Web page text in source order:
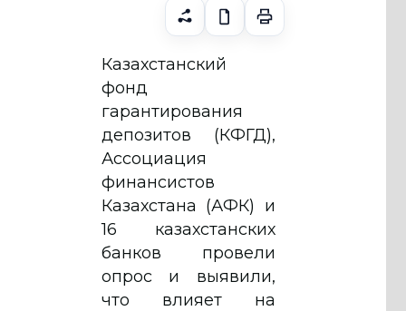
Казахстанский
фонд
гарантирования
депозитов (КФГД),
Ассоциация
финансистов
Казахстана (АФК) и
16 казахстанских
банков провели
опрос и выявили,
что влияет на